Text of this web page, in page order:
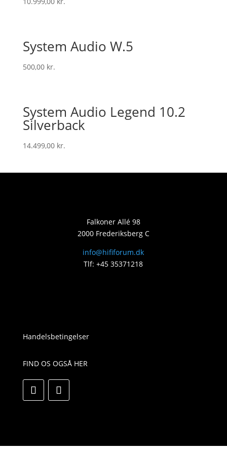
System Audio W.5
500,00 kr.
System Audio Legend 10.2
Silverback
14.499,00 kr.
Falkoner Allé 98
2000 Frederiksberg C
info@hififorum.dk
Tlf: +45 35371218
Handelsbetingelser
FIND OS OGSÅ HER